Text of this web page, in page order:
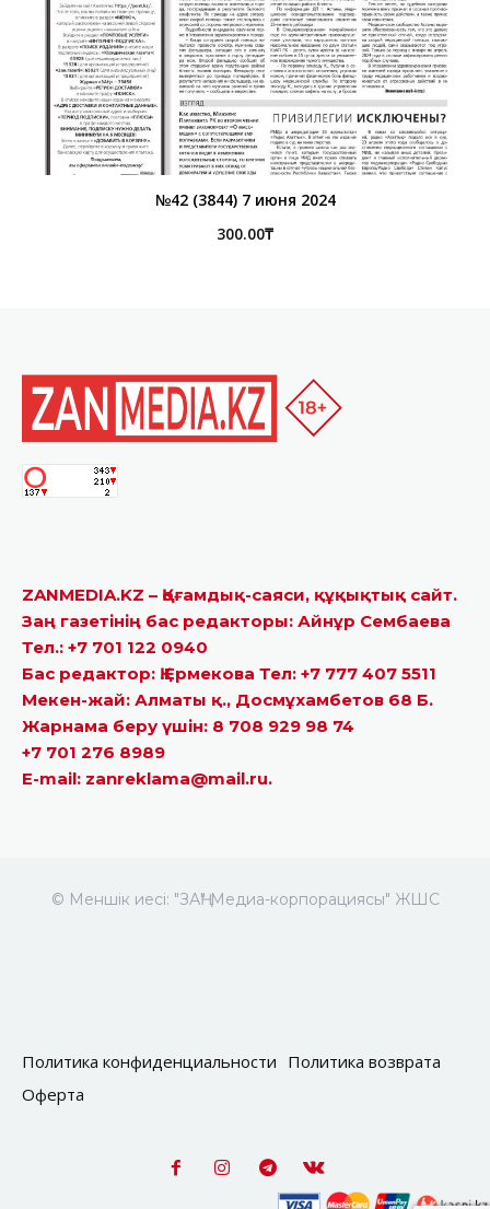
№42 (3844) 7 июня 2024
300.00₸
ZANMEDIA.KZ – Қоғамдық-саяси, құқықтық сайт.
Заң газетінің бас редакторы: Айнұр Сембаева
Тел.: +7 701 122 0940
Бас редактор: Қ.Ермекова Тел: +7 777 407 5511
Мекен-жай: Алматы қ., Досмұхамбетов 68 Б.
Жарнама беру үшін: 8 708 929 98 74
+7 701 276 8989
E-mail: zanreklama@mail.ru.
© Меншік иесі: "ЗАҢ" Медиа-корпорациясы" ЖШС
Политика конфиденциальности Политика возврата
Оферта